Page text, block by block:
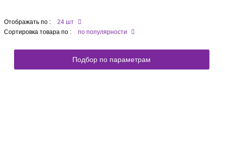
Отображать по :
24 шт
Сортировка товара по :
по популярности
Подбор по параметрам